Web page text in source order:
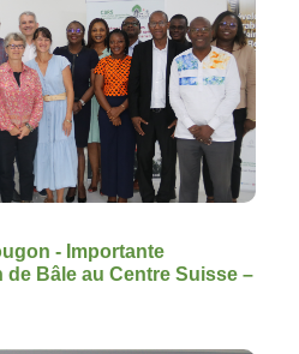
- Importante
de Bâle au Centre Suisse –